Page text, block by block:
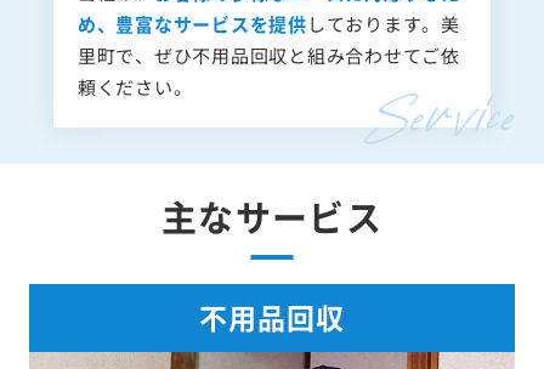
め、豊富なサービスを提供しております。美
里町で、ぜひ不用品回収と組み合わせてご依
頼ください。
主なサービス
不用品回収